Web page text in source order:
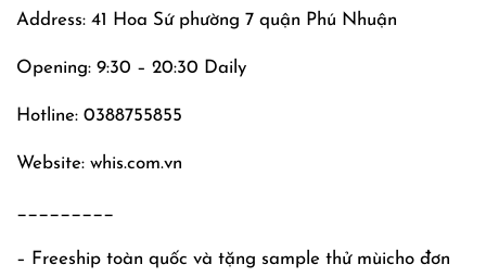
Address: 41 Hoa Sứ phường 7 quận Phú Nhuận
Opening: 9:30 – 20:30 Daily
Hotline: 0388755855
Website: whis.com.vn
_________
– Freeship toàn quốc và tặng sample thử mùicho đơn